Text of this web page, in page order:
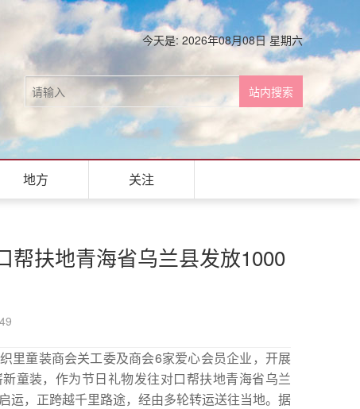
今天是: 2026年08月08日 星期六
地方 关注
帮扶地青海省乌兰县发放1000
里童装商会关工委及商会6家爱心会员企业，开展
童装，作为节日礼物发往对口帮扶地青海省乌兰
运，正跨越千里路途，经由多轮转运送往当地。据